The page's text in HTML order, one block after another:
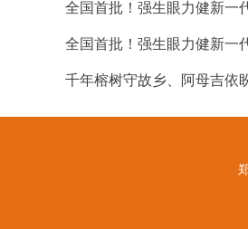
全国首批！强生眼力健新一
全国首批！强生眼力健新一
千年榕树守故乡、阿母吉